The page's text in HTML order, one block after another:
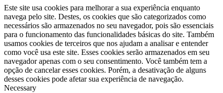
Este site usa cookies para melhorar a sua experiência enquanto
navega pelo site. Destes, os cookies que são categorizados como
necessários são armazenados no seu navegador, pois são essenciais
para o funcionamento das funcionalidades básicas do site. Também
usamos cookies de terceiros que nos ajudam a analisar e entender
como você usa este site. Esses cookies serão armazenados em seu
navegador apenas com o seu consentimento. Você também tem a
opção de cancelar esses cookies. Porém, a desativação de alguns
desses cookies pode afetar sua experiência de navegação.
Necessary